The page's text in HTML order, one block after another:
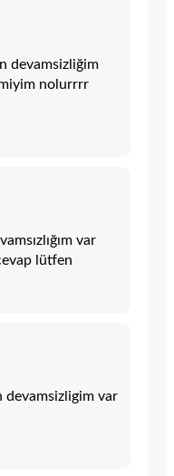
devamsizliğim
nolurrrr
var
lütfen
devamsizligim var